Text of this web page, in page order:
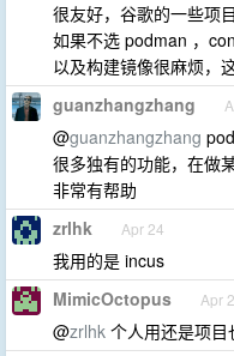
很友好，谷歌的一些项
如果不选 podman ，
以及构建镜像很麻烦，
guanzhangzhang
@guanzhangzhang
很多独有的功能，在做
非常有帮助
zrlhk Apr 24
我用的是 incus
MimicOctopus Apr
@zrlhk 个人用还是项